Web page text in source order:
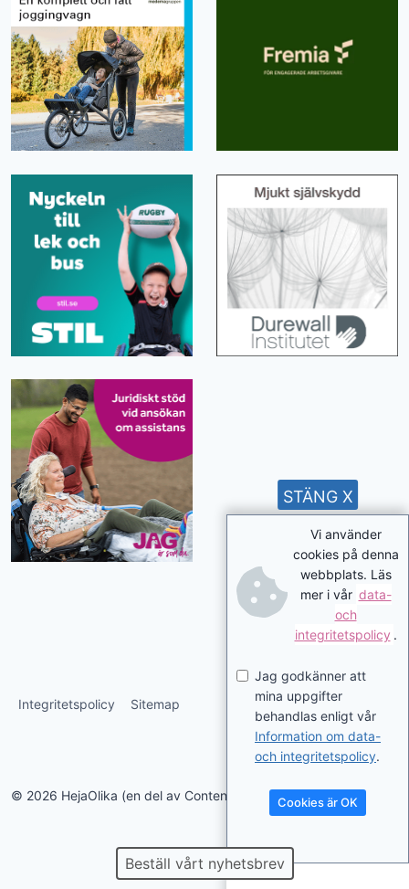
Integritetspolicy Sitemap
© 2026 HejaOlika (en del av Contentverkstan.se)
Beställ vårt nyhetsbrev
Vi använder
cookies på denna
webbplats. Läs
mer i vår data-
och
integritetspolicy .
Jag godkänner att
mina uppgifter
behandlas enligt vår
Information om data-
och integritetspolicy.
Cookies är OK
STÄNG X